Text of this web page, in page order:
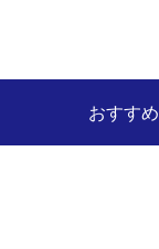
おすす